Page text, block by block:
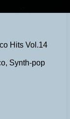
Hits Vol.14
Synth-pop